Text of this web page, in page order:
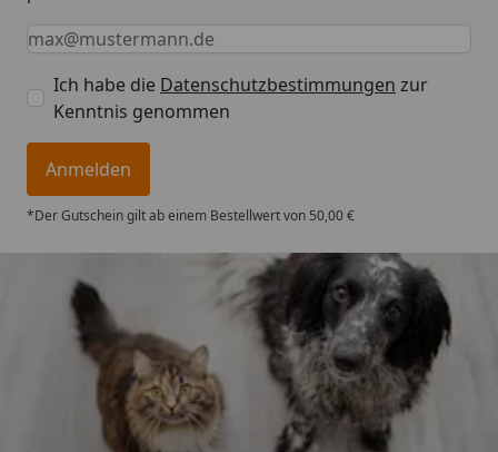
Keine Eingabe erforderlich
Eingabe erforderlich
E-Mail *
Ich habe die Datenschutzbestimmungen zur
Kenntnis genommen
Anmelden
*Der Gutschein gilt ab einem Bestellwert von 50,00 €
Trusted Shops
4,73/ 5